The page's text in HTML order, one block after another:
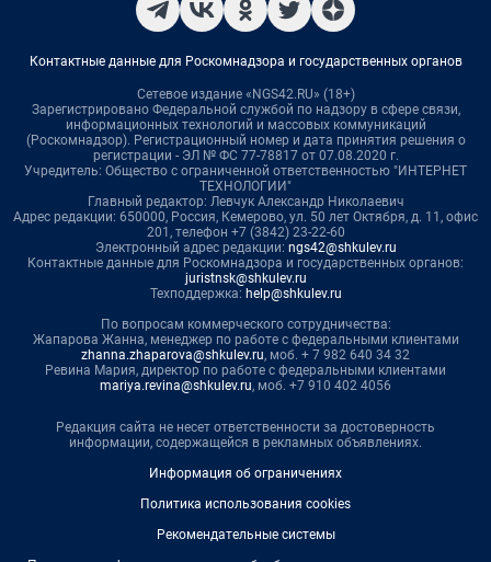
Контактные данные для Роскомнадзора и государственных органов
Сетевое издание «NGS42.RU» (18+)
Зарегистрировано Федеральной службой по надзору в сфере связи,
информационных технологий и массовых коммуникаций
(Роскомнадзор). Регистрационный номер и дата принятия решения о
регистрации - ЭЛ № ФС 77-78817 от 07.08.2020 г.
Учредитель: Общество с ограниченной ответственностью "ИНТЕРНЕТ
ТЕХНОЛОГИИ"
Главный редактор: Левчук Александр Николаевич
Адрес редакции: 650000, Россия, Кемерово, ул. 50 лет Октября, д. 11, офис
201, телефон +7 (3842) 23-22-60
Электронный адрес редакции: ngs42@shkulev.ru
Контактные данные для Роскомнадзора и государственных органов:
juristnsk@shkulev.ru
Техподдержка: help@shkulev.ru
По вопросам коммерческого сотрудничества:
Жапарова Жанна, менеджер по работе с федеральными клиентами
zhanna.zhaparova@shkulev.ru, моб. + 7 982 640 34 32
Ревина Мария, директор по работе с федеральными клиентами
mariya.revina@shkulev.ru, моб. +7 910 402 4056
Редакция сайта не несет ответственности за достоверность
информации, содержащейся в рекламных объявлениях.
Информация об ограничениях
Политика использования cookies
Рекомендательные системы